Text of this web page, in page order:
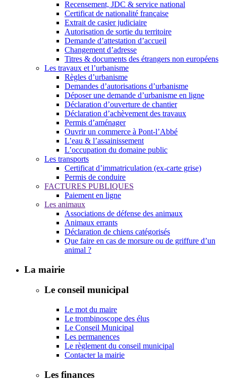
Recensement, JDC & service national
Certificat de nationalité française
Extrait de casier judiciaire
Autorisation de sortie du territoire
Demande d’attestation d’accueil
Changement d’adresse
Titres & documents des étrangers non européens
Les travaux et l’urbanisme
Règles d’urbanisme
Demandes d’autorisations d’urbanisme
Déposer une demande d’urbanisme en ligne
Déclaration d’ouverture de chantier
Déclaration d’achèvement des travaux
Permis d’aménager
Ouvrir un commerce à Pont-l’Abbé
L’eau & l’assainissement
L’occupation du domaine public
Les transports
Certificat d’immatriculation (ex-carte grise)
Permis de conduire
FACTURES PUBLIQUES
Paiement en ligne
Les animaux
Associations de défense des animaux
Animaux errants
Déclaration de chiens catégorisés
Que faire en cas de morsure ou de griffure d’un
animal ?
La mairie
Le conseil municipal
Le mot du maire
Le trombinoscope des élus
Le Conseil Municipal
Les permanences
Le règlement du conseil municipal
Contacter la mairie
Les finances